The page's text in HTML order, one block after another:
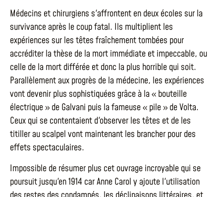
Médecins et chirurgiens s'affrontent en deux écoles sur la
survivance après le coup fatal. Ils multiplient les
expériences sur les têtes fraîchement tombées pour
accréditer la thèse de la mort immédiate et impeccable, ou
celle de la mort différée et donc la plus horrible qui soit.
Parallèlement aux progrès de la médecine, les expériences
vont devenir plus sophistiquées grâce à la « bouteille
électrique » de Galvani puis la fameuse « pile » de Volta.
Ceux qui se contentaient d'observer les têtes et de les
titiller au scalpel vont maintenant les brancher pour des
effets spectaculaires.
Impossible de résumer plus cet ouvrage incroyable qui se
poursuit jusqu'en 1914 car Anne Carol y ajoute l'utilisation